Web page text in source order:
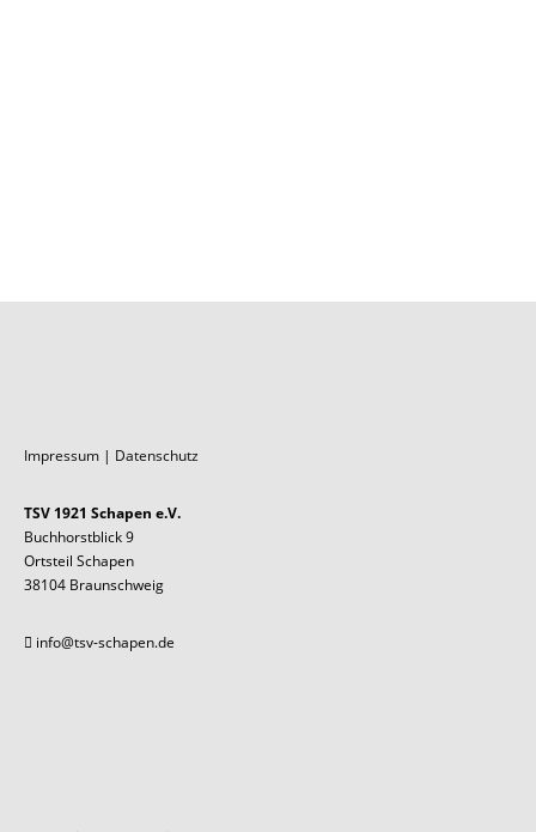
Impressum | Datenschutz
TSV 1921 Schapen e.V.
Buchhorstblick 9
Ortsteil Schapen
38104 Braunschweig
info@tsv-schapen.de